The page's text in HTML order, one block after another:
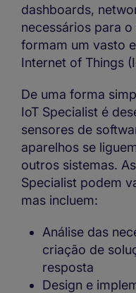
dashboards,
necessários para
formam um vasto
Internet of Things
De uma forma
IoT Specialist é
sensores de
aparelhos se
outros sistemas.
Specialist podem
mas incluem:
Análise das
criação de
resposta
Design e